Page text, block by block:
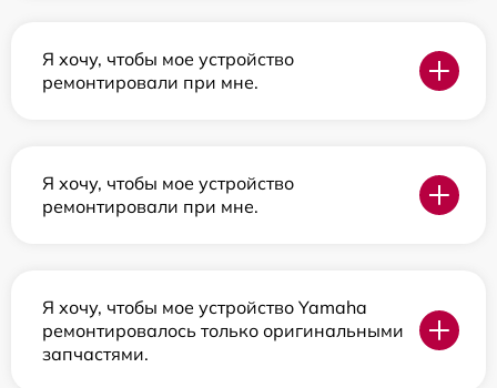
Я хочу, чтобы мое устройство
ремонтировали при мне.
Я хочу, чтобы мое устройство
ремонтировали при мне.
Я хочу, чтобы мое устройство Yamaha
ремонтировалось только оригинальными
запчастями.